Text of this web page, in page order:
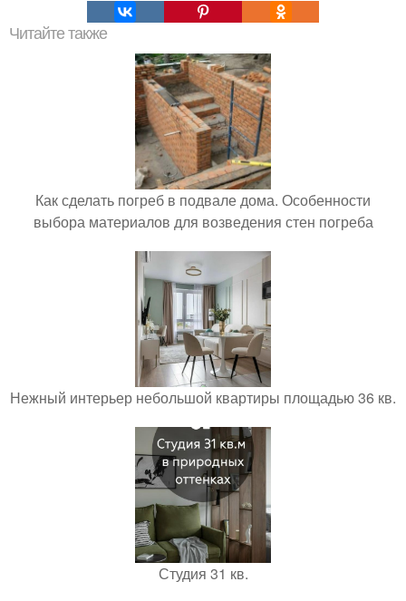
Читайте также
Как сделать погреб в подвале дома. Особенности
выбора материалов для возведения стен погреба
Нежный интерьер небольшой квартиры площадью 36 кв.
Студия 31 кв.